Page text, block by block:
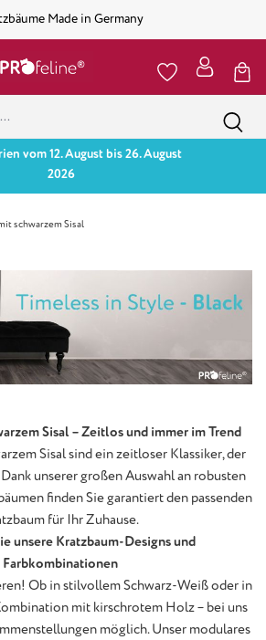
Made in Germany
vom 12. August bis 26. August
2026
schwarzem Sisal
Sisal – Zeitlos und immer im Trend
Sisal sind ein zeitloser Klassiker, der
unserer großen Auswahl an robusten
finden Sie garantiert den passenden
für Ihr Zuhause.
unsere Kratzbaum-Designs und
Farbkombinationen
Ob in stilvollem Schwarz-Weiß oder in
mit kirschrotem Holz – bei uns
möglich. Unser modulares